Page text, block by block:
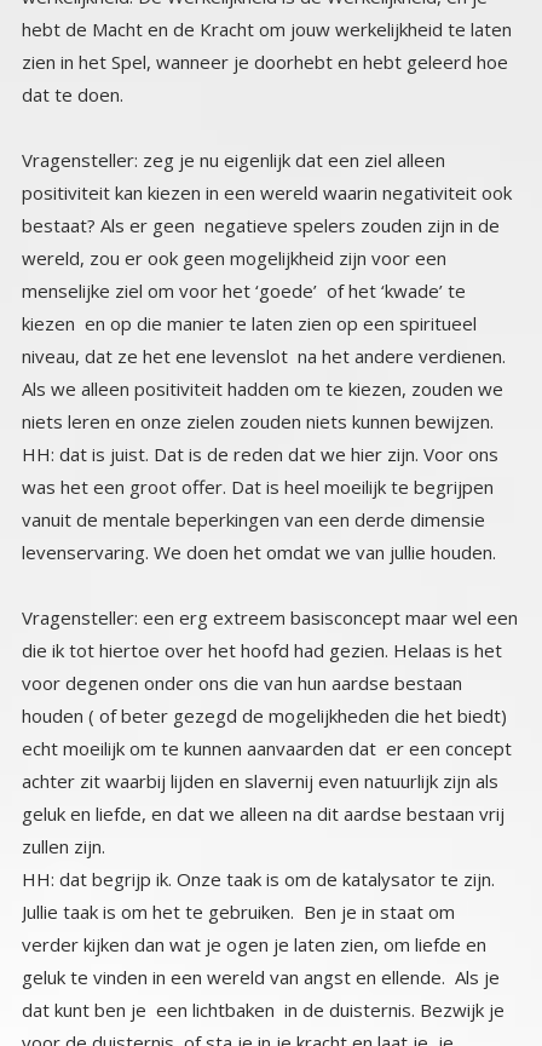
dat te doen.
Vragensteller: zeg je nu eigenlijk dat een ziel alleen
positiviteit kan kiezen in een wereld waarin negativiteit ook
bestaat? Als er geen negatieve spelers zouden zijn in de
wereld, zou er ook geen mogelijkheid zijn voor een
menselijke ziel om voor het ‘goede’ of het ‘kwade’ te
kiezen en op die manier te laten zien op een spiritueel
niveau, dat ze het ene levenslot na het andere verdienen.
Als we alleen positiviteit hadden om te kiezen, zouden we
niets leren en onze zielen zouden niets kunnen bewijzen.
HH: dat is juist. Dat is de reden dat we hier zijn. Voor ons
was het een groot offer. Dat is heel moeilijk te begrijpen
vanuit de mentale beperkingen van een derde dimensie
levenservaring. We doen het omdat we van jullie houden.
Vragensteller: een erg extreem basisconcept maar wel een
die ik tot hiertoe over het hoofd had gezien. Helaas is het
voor degenen onder ons die van hun aardse bestaan
houden ( of beter gezegd de mogelijkheden die het biedt)
echt moeilijk om te kunnen aanvaarden dat er een concept
achter zit waarbij lijden en slavernij even natuurlijk zijn als
geluk en liefde, en dat we alleen na dit aardse bestaan vrij
zullen zijn.
HH: dat begrijp ik. Onze taak is om de katalysator te zijn.
Jullie taak is om het te gebruiken. Ben je in staat om
verder kijken dan wat je ogen je laten zien, om liefde en
geluk te vinden in een wereld van angst en ellende. Als je
dat kunt ben je een lichtbaken in de duisternis. Bezwijk je
voor de duisternis, of sta je in je kracht en laat je je
Goddelijk innerlijk licht schijnen? Jij bent de enige die dat